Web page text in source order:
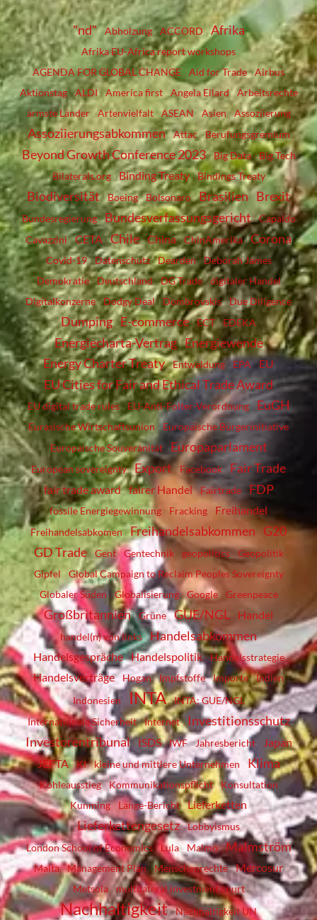
"nd" Abholzung ACCORD Afrika
Afrika EU-Africa report workshops
AGENDA FOR GLOBAL CHANGE
Aid for Trade
Airbus
Aktionstag
ALDI America first Angela Ellard
Arbeitsrechte
ärmste Länder
Artenvielfalt ASEAN Asien Assoziierung
Assoziierungsabkommen Attac Berufungsgremium
Beyond Growth Conference 2023 Big Data
Big Tech
Bilaterals.org
Binding Treaty Bindings Treaty
Biodiversität Boeing Bolsonaro Brasilien Brexit
Bundesregierung Bundesverfassungsgericht
Capaldo
Cavazzini
CETA Chile China ChinAmerika Corona
Covid-19 Datenschutz Dearden
Deborah James
Demokratie
Deutschland DG Trade
digitaler Handel
Digitalkonzerne
Dodgy Deal Dombrovskis Due Diligence
Dumping E-commerce ECT EDEKA
Energiecharta-Vertrag Energiewende
Energy Charter Treaty
Entwaldung EPA EU
EU Cities for Fair and Ethical Trade Award
EU digital trade rules EU-Anti-Folter-Verordnung EuGH
Eurasische Wirtschaftsunion
Europäische Bürgerinitiative
Europäische Souveränität
Europaparlament
European sovereignty Export Facebook Fair Trade
fair trade award fairer Handel Fairtrade FDP
fossile Energiegewinnung Fracking Freihandel
Freihandelsabkomen Freihandelsabkommen G20
GD Trade
Gent Gentechnik geopolitics
Geopolitik
Gipfel
Global Campaign to Reclaim Peoples Sovereignty
Globaler Süden
Globalisierung Google Greenpeace
Großbritannien Grüne GUE/NGL Handel
handel(n) von links Handelsabkommen
Handelsgespräche Handelspolitik Handelsstrategie
Handelsverträge Hogan Impfstoffe Importe
Indien
Indonesien
INTA
INTA; GUE/NGL
Internationale Sicherheit
Internet
Investitionsschutz
Investorentribunal ISDS IWF Jahresbericht
Japan
JEFTA
KI kleine und mittlere Unternehmen Klima
Kohleausstieg Kommunikationspflicht
Konsultation
Kunming
Lange-Bericht Lieferketten
Lieferkettengesetz
Lobbyismus
London School of Economics
Lula Malmö Malmström
Malta Management Plan Menschenrechte Mercosur
Metsola multilateral investment court
Nachhaltigkeit Nachhaltigkeit UN